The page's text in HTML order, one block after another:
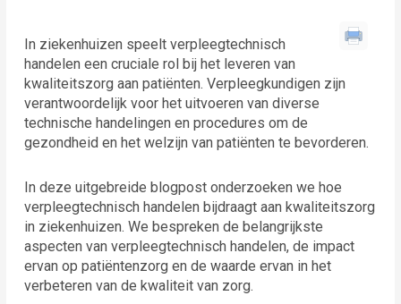
In ziekenhuizen speelt verpleegtechnisch
handelen een cruciale rol bij het leveren van
kwaliteitszorg aan patiënten. Verpleegkundigen zijn
verantwoordelijk voor het uitvoeren van diverse
technische handelingen en procedures om de
gezondheid en het welzijn van patiënten te bevorderen.
In deze uitgebreide blogpost onderzoeken we hoe
verpleegtechnisch handelen bijdraagt aan kwaliteitszorg
in ziekenhuizen. We bespreken de belangrijkste
aspecten van verpleegtechnisch handelen, de impact
ervan op patiëntenzorg en de waarde ervan in het
verbeteren van de kwaliteit van zorg.